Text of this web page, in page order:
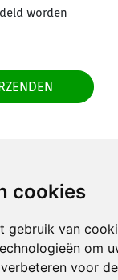
cookies
gebruik van
om
voor de
worden